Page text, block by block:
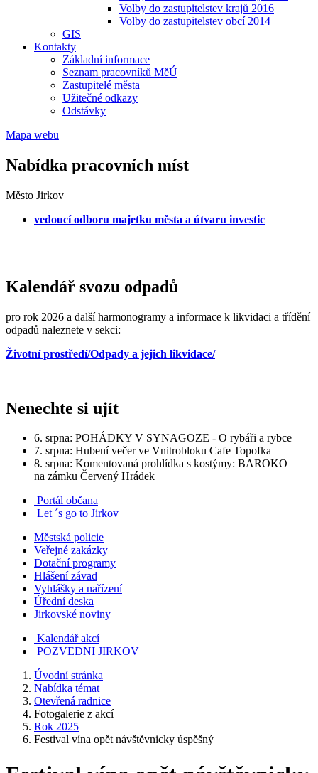
Volby do zastupitelstev krajů 2016
Volby do zastupitelstev obcí 2014
GIS
Kontakty
Základní informace
Seznam pracovníků MěÚ
Zastupitelé města
Užitečné odkazy
Odstávky
Mapa webu
Nabídka pracovních míst
Město Jirkov
vedoucí odboru majetku města a útvaru investic
Kalendář svozu odpadů
pro rok 2026 a další harmonogramy a informace k likvidaci a třídění
odpadů naleznete v sekci:
Životní prostředí/Odpady a jejich likvidace/
Nenechte si ujít
6. srpna: POHÁDKY V SYNAGOZE - O rybáři a rybce
7. srpna: Hubení večer ve Vnitrobloku Cafe Topofka
8. srpna: Komentovaná prohlídka s kostýmy: BAROKO
na zámku Červený Hrádek
Portál občana
Let ´s go to Jirkov
Městská policie
Veřejné zakázky
Dotační programy
Hlášení závad
Vyhlášky a nařízení
Úřední deska
Jirkovské noviny
Kalendář akcí
POZVEDNI JIRKOV
Úvodní stránka
Nabídka témat
Otevřená radnice
Fotogalerie z akcí
Rok 2025
Festival vína opět návštěvnicky úspěšný